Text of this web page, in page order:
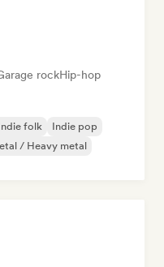
rockHip-hop
folk
Indie pop
/ Heavy metal